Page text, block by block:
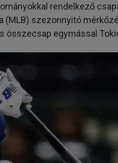
rendelkező
(MLB) szezonnyitó
összecsap egymással